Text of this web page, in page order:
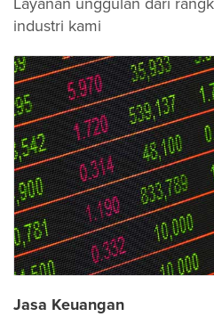
industri kami
Jasa Keuangan